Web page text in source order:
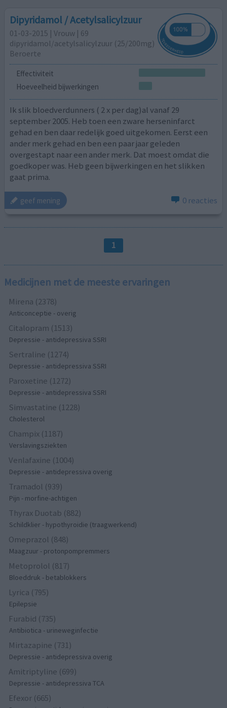
Dipyridamol / Acetylsalicylzuur
01-03-2015 | Vrouw | 69
dipyridamol/acetylsalicylzuur (25/200mg)
Beroerte
Effectiviteit
Hoeveelheid bijwerkingen
Ik slik bloedverdunners ( 2 x per dag)al vanaf 29
september 2005. Heb toen een zware herseninfarct
gehad en ben daar redelijk goed uitgekomen. Eerst een
ander merk gehad en ben een paar jaar geleden
overgestapt naar een ander merk. Dat moest omdat die
goedkoper was. Heb geen bijwerkingen en het slikken
gaat prima.
geef mening 0 reacties
1
Medicijnen met de meeste ervaringen
Mirena (2378)
Anticonceptie - overig
Citalopram (1513)
Depressie - antidepressiva SSRI
Sertraline (1274)
Depressie - antidepressiva SSRI
Paroxetine (1272)
Depressie - antidepressiva SSRI
Simvastatine (1228)
Cholesterol
Champix (1187)
Verslavingsziekten
Venlafaxine (1004)
Depressie - antidepressiva overig
Tramadol (939)
Pijn - morfine-achtigen
Thyrax Duotab (882)
Schildklier - hypothyroidie (traagwerkend)
Omeprazol (848)
Maagzuur - protonpompremmers
Metoprolol (817)
Bloeddruk - betablokkers
Lyrica (795)
Epilepsie
Furabid (735)
Antibiotica - urineweginfectie
Mirtazapine (731)
Depressie - antidepressiva overig
Amitriptyline (699)
Depressie - antidepressiva TCA
Efexor (665)